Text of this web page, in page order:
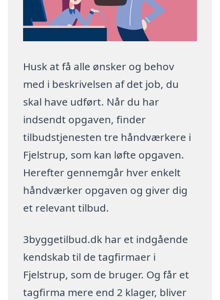
Husk at få alle ønsker og behov
med i beskrivelsen af det job, du
skal have udført. Når du har
indsendt opgaven, finder
tilbudstjenesten tre håndværkere i
Fjelstrup, som kan løfte opgaven.
Herefter gennemgår hver enkelt
håndværker opgaven og giver dig
et relevant tilbud.
3byggetilbud.dk har et indgående
kendskab til de tagfirmaer i
Fjelstrup, som de bruger. Og får et
tagfirma mere end 2 klager, bliver